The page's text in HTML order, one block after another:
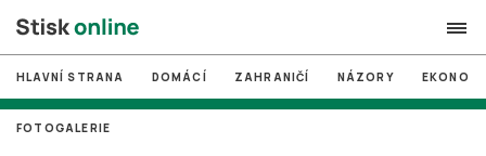
search
# MUNI
HLAVNÍ STRANA DOMÁCÍ ZAHRANIČÍ NÁZORY
FOTOGALERIE